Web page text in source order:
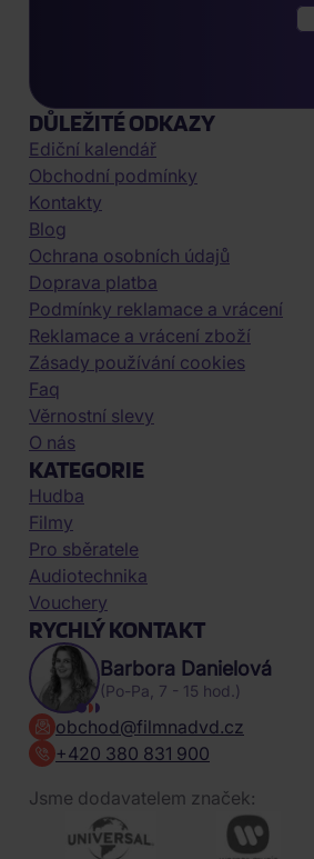
DŮLEŽITÉ ODKAZY
Ediční kalendář
Obchodní podmínky
Kontakty
Blog
Ochrana osobních údajů
Doprava platba
Podmínky reklamace a vrácení
Reklamace a vrácení zboží
Zásady používání cookies
Faq
Věrnostní slevy
O nás
KATEGORIE
Hudba
Filmy
Pro sběratele
Audiotechnika
Vouchery
RYCHLÝ KONTAKT
Barbora Danielová
(Po-Pa, 7 - 15 hod.)
obchod@filmnadvd.cz
+420 380 831 900
Jsme dodavatelem značek: